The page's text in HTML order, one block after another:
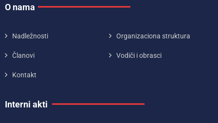
O nama
Nadležnosti Organizaciona struktura
Članovi Vodiči i obrasci
Kontakt
Interni akti